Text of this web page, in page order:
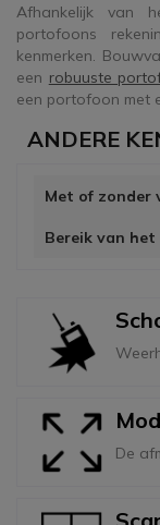
Afhankelijk van
portofoons
kenmerken.
een robuuste
een portofoon met
ANDERE
Met of zonder
Bereik van het
De